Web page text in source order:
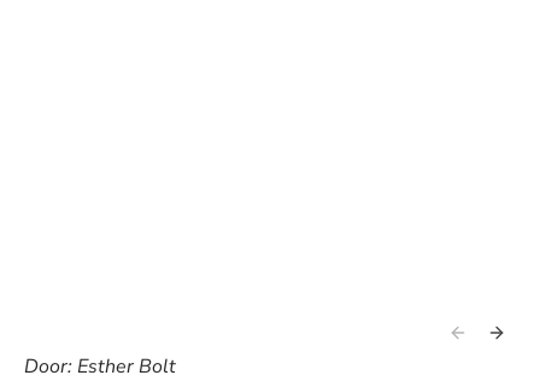
Door: Esther Bolt